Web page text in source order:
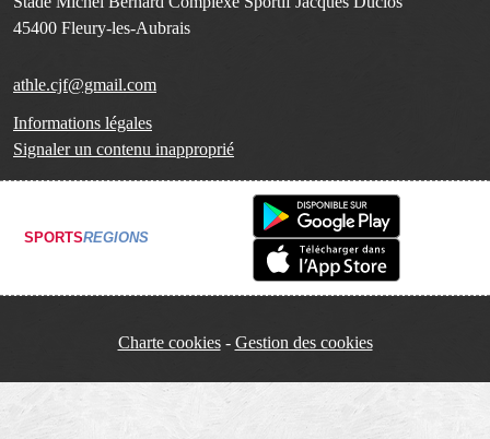
45400 Fleury-les-Aubrais
athle.cjf@gmail.com
Informations légales
Signaler un contenu inapproprié
SPORTSREGIONS
Charte cookies Gestion des cookies